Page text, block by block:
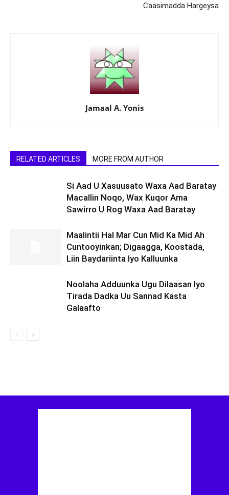
Caasimadda Hargeysa
Jamaal A. Yonis
RELATED ARTICLES MORE FROM AUTHOR
Si Aad U Xasuusato Waxa Aad Baratay
Macallin Noqo, Wax Kuqor Ama
Sawirro U Rog Waxa Aad Baratay
Maalintii Hal Mar Cun Mid Ka Mid Ah
Cuntooyinkan; Digaagga, Koostada,
Liin Baydariinta Iyo Kalluunka
Noolaha Adduunka Ugu Dilaasan Iyo
Tirada Dadka Uu Sannad Kasta
Galaafto